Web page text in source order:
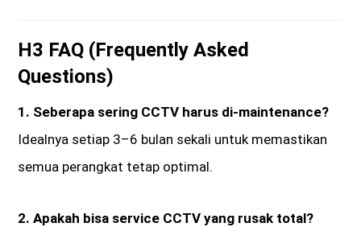
H3 FAQ (Frequently Asked
Questions)
1. Seberapa sering CCTV harus di-maintenance?
Idealnya setiap 3–6 bulan sekali untuk memastikan
semua perangkat tetap optimal.
2. Apakah bisa service CCTV yang rusak total?